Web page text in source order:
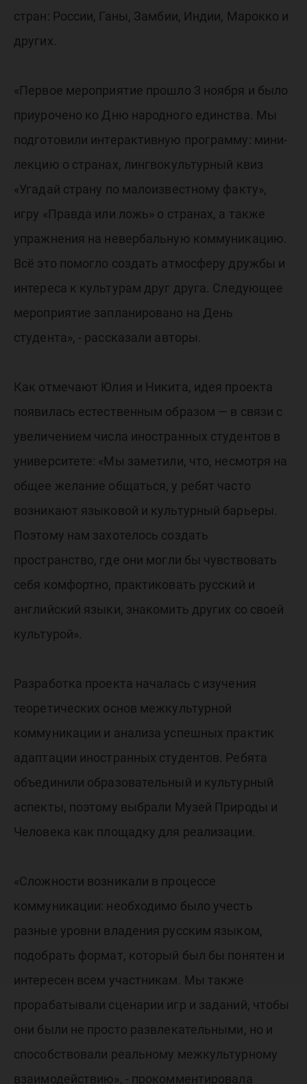
стран: России, Ганы, Замбии, Индии, Марокко и
других.
«Первое мероприятие прошло 3 ноября и было
приурочено ко Дню народного единства. Мы
подготовили интерактивную программу: мини-
лекцию о странах, лингвокультурный квиз
«Угадай страну по малоизвестному факту»,
игру «Правда или ложь» о странах, а также
упражнения на невербальную коммуникацию.
Всё это помогло создать атмосферу дружбы и
интереса к культурам друг друга. Следующее
мероприятие запланировано на День
студента», - рассказали авторы.
Как отмечают Юлия и Никита, идея проекта
появилась естественным образом — в связи с
увеличением числа иностранных студентов в
университете: «Мы заметили, что, несмотря на
общее желание общаться, у ребят часто
возникают языковой и культурный барьеры.
Поэтому нам захотелось создать
пространство, где они могли бы чувствовать
себя комфортно, практиковать русский и
английский языки, знакомить других со своей
культурой».
Разработка проекта началась с изучения
теоретических основ межкультурной
коммуникации и анализа успешных практик
адаптации иностранных студентов. Ребята
объединили образовательный и культурный
аспекты, поэтому выбрали Музей Природы и
Человека как площадку для реализации.
«Сложности возникали в процессе
коммуникации: необходимо было учесть
разные уровни владения русским языком,
подобрать формат, который был бы понятен и
интересен всем участникам. Мы также
прорабатывали сценарии игр и заданий, чтобы
они были не просто развлекательными, но и
способствовали реальному межкультурному
взаимодействию», - прокомментировала